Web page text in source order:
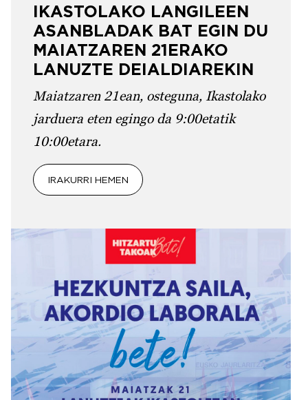
IKASTOLAKO LANGILEEN
ASANBLADAK BAT EGIN DU
MAIATZAREN 21ERAKO
LANUZTE DEIALDIAREKIN
Maiatzaren 21ean, osteguna, Ikastolako
jarduera eten egingo da 9:00etatik
10:00etara.
IRAKURRI HEMEN